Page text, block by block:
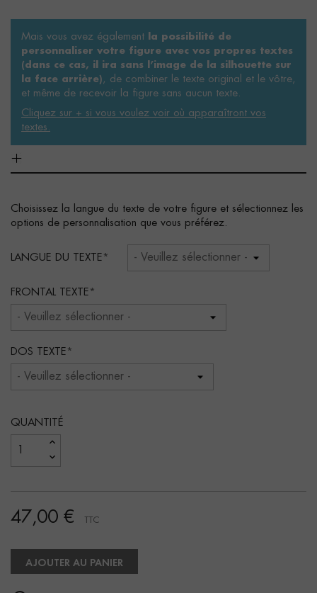
Mais vous avez également
la possibilité de
personnaliser votre figure avec vos propres textes
(dans ce cas, il ira sans l’image de la silhouette sur
la face arrière) , de combiner le texte original et le vôtre,
et même de recevoir la figure sans aucun texte.
Cliquez sur + si vous voulez voir où apparaîtront vos
textes.
Choisissez la langue du texte de votre figure et sélectionnez les
options de personnalisation que vous préférez.
LANGUE DU TEXTE
FRONTAL TEXTE
DOS TEXTE
QUANTITÉ
47,00 € TTC
AJOUTER AU PANIER